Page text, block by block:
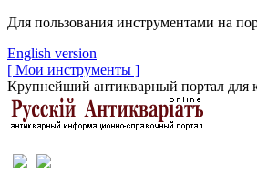
Для пользования инструментами на
English version
[ Мои инструменты ]
Крупнейший антикварный портал для